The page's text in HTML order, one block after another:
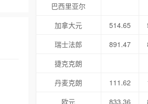
巴西里亚尔
加拿大元
514.65
瑞士法郎
891.47
捷克克朗
丹麦克朗
111.62
欧元
833.36